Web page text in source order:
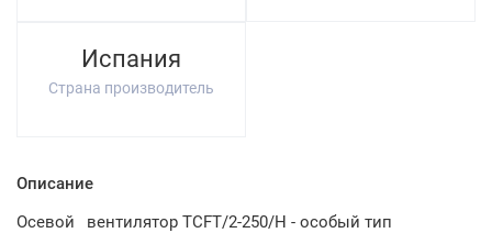
Испания
Страна производитель
Описание
Осевой
вентилятор TCFT/2-250/H - особый тип